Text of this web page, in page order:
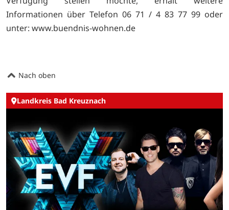
Informationen über Telefon 06 71 / 4 83 77 99 oder
unter: www.buendnis-wohnen.de
Nach oben
Landkreis Bad Kreuznach